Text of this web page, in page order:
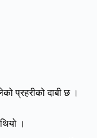
प्रहरीको दाबी छ ।
।